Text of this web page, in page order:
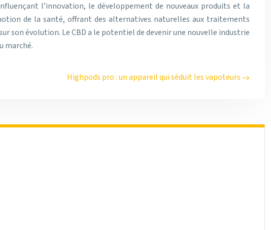
l’innovation, le développement de nouveaux produits et la
de la santé, offrant des alternatives naturelles aux traitements
son évolution. Le CBD a le potentiel de devenir une nouvelle industrie
marché.
Highpods pro : un appareil qui séduit les vapoteurs